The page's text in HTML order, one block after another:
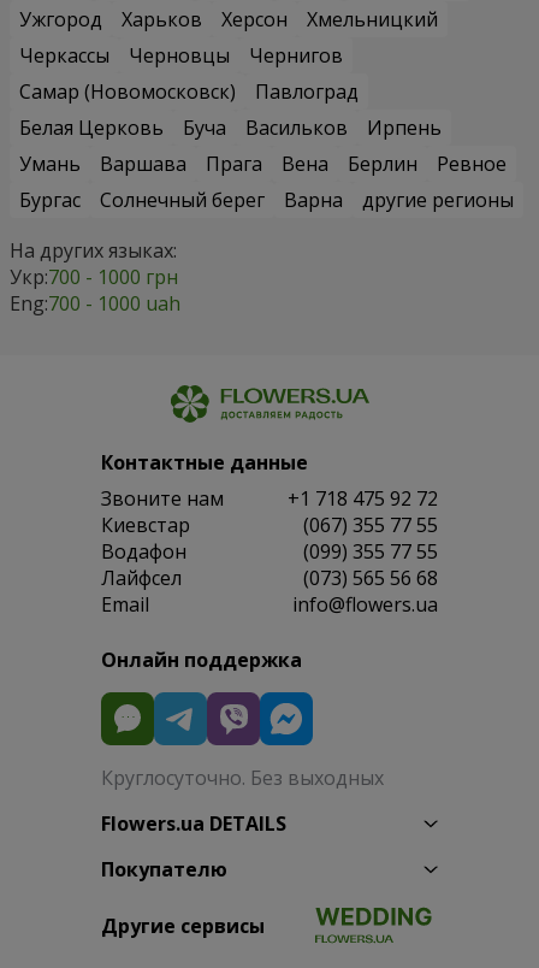
Ужгород
Харьков Херсон
Хмельницкий
Черкассы
Черновцы
Чернигов
Самар (Новомосковск)
Павлоград
Белая Церковь
Буча Васильков
Ирпень
Умань
Варшава Прага Вена Берлин
Ревное
Бургас
Солнечный берег Варна
другие регионы
На других языках:
Укр:700 - 1000 грн
Eng:700 - 1000 uah
Контактные данные
Звоните нам
+1 718 475 92 72
Киевстар
(067) 355 77 55
Водафон
(099) 355 77 55
Лайфсел
(073) 565 56 68
Email
info@flowers.ua
Онлайн поддержка
Круглосуточно. Без выходных
Flowers.ua DETAILS
Покупателю
Другие сервисы